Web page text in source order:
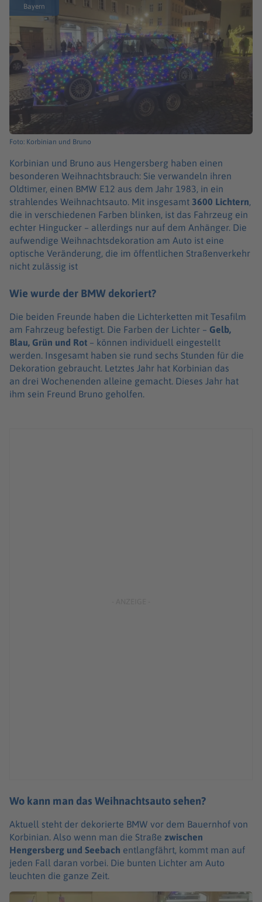
Bayern
Foto: Korbinian und Bruno
Korbinian und Bruno aus Hengersberg haben einen
besonderen Weihnachtsbrauch: Sie verwandeln ihren
Oldtimer, einen BMW E12 aus dem Jahr 1983, in ein
strahlendes Weihnachtsauto. Mit insgesamt 3600 Lichtern,
die in verschiedenen Farben blinken, ist das Fahrzeug ein
echter Hingucker – allerdings nur auf dem Anhänger. Die
aufwendige Weihnachtsdekoration am Auto ist eine
optische Veränderung, die im öffentlichen Straßenverkehr
nicht zulässig ist
Wie wurde der BMW dekoriert?
Die beiden Freunde haben die Lichterketten mit Tesafilm
am Fahrzeug befestigt. Die Farben der Lichter – Gelb,
Blau, Grün und Rot – können individuell eingestellt
werden. Insgesamt haben sie rund sechs Stunden für die
Dekoration gebraucht. Letztes Jahr hat Korbinian das
an drei Wochenenden alleine gemacht. Dieses Jahr hat
ihm sein Freund Bruno geholfen.
Wo kann man das Weihnachtsauto sehen?
Aktuell steht der dekorierte BMW vor dem Bauernhof von
Korbinian. Also wenn man die Straße zwischen
Hengersberg und Seebach entlangfährt, kommt man auf
jeden Fall daran vorbei. Die bunten Lichter am Auto
leuchten die ganze Zeit.